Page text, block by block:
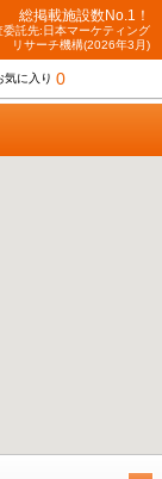
総掲載施設数No.1！
託先:日本マーケティング
リサーチ機構(2026年3月)
気に入り 0